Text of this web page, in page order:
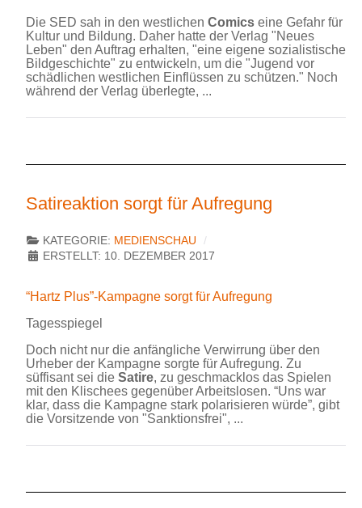
Die SED sah in den westlichen Comics eine Gefahr für
Kultur und Bildung. Daher hatte der Verlag "Neues
Leben" den Auftrag erhalten, "eine eigene sozialistische
Bildgeschichte" zu entwickeln, um die "Jugend vor
schädlichen westlichen Einflüssen zu schützen." Noch
während der Verlag überlegte, ...
Satireaktion sorgt für Aufregung
KATEGORIE: MEDIENSCHAU
ERSTELLT: 10. DEZEMBER 2017
“Hartz Plus”-Kampagne sorgt für Aufregung
Tagesspiegel
Doch nicht nur die anfängliche Verwirrung über den
Urheber der Kampagne sorgte für Aufregung. Zu
süffisant sei die Satire, zu geschmacklos das Spielen
mit den Klischees gegenüber Arbeitslosen. “Uns war
klar, dass die Kampagne stark polarisieren würde”, gibt
die Vorsitzende von "Sanktionsfrei", ...